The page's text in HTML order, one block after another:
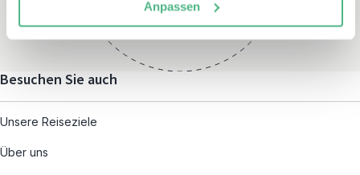
Anpassen
Terminvereinbarung
Besuchen Sie auch
Unsere Reiseziele
Über uns